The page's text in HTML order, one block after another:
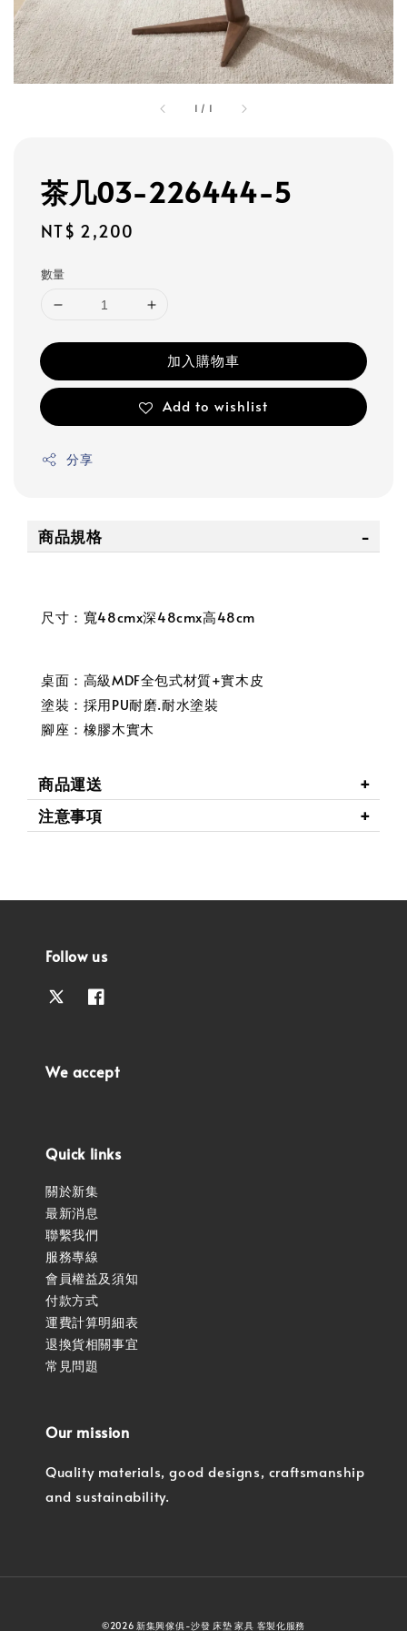
1 / 1
茶几03-226444-5
Regular
NT$ 2,200
數量
加入購物車
Add to wishlist
分享
商品規格
尺寸：寬48cmx深48cmx高48cm
桌面：高級MDF全包式材質+實木皮
塗裝：採用PU耐磨.耐水塗裝
腳座：橡膠木實木
商品運送
注意事項
Follow us
We accept
Quick links
關於新集
最新消息
聯繫我們
服務專線
會員權益及須知
付款方式
運費計算明細表
退換貨相關事宜
常見問題
Our mission
Quality materials, good designs, craftsmanship
and sustainability.
©2026 新集興傢俱-沙發 床墊 家具 客製化服務